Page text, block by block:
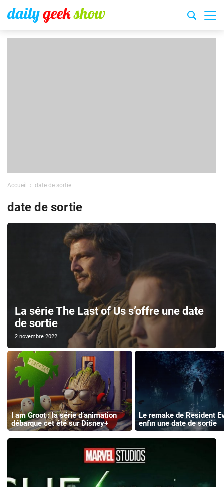
Accueil date de sortie
date de sortie
La série The Last of Us s’offre une date
de sortie
2 novembre 2022
I am Groot : la série d’animation
débarque cet été sur Disney+
Le remake de Resident
enfin une date de sortie